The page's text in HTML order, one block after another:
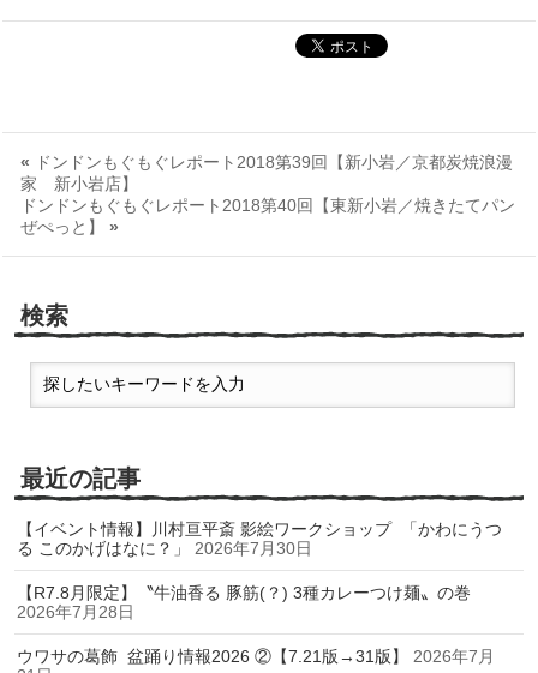
« ドンドンもぐもぐレポート2018第39回【新小岩／京都炭焼浪漫
家 新小岩店】
ドンドンもぐもぐレポート2018第40回【東新小岩／焼きたてパン
ぜぺっと】 »
検索
最近の記事
【イベント情報】川村亘平斎 影絵ワークショップ 「かわにうつ
る このかげはなに？」
2026年7月30日
【R7.8月限定】〝牛油香る 豚筋(？) 3種カレーつけ麺〟の巻
2026年7月28日
ウワサの葛飾 盆踊り情報2026 ②【7.21版→31版】
2026年7月